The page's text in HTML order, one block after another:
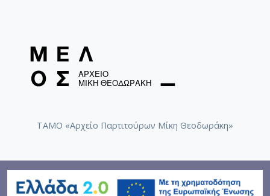
ΤΑΜΟ «Αρχείο Παρτιτούρων Μίκη Θεοδωράκη»